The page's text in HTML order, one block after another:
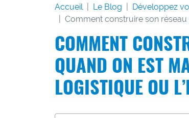
Accueil Le Blog
Développez
Comment construire son
COMMENT
QUAND ON EST
LOGISTIQUE OU